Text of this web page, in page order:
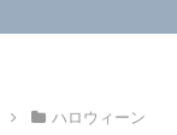
ハロウィーン